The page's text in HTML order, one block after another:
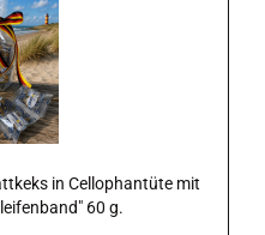
in Cellophantüte mit
60 g.